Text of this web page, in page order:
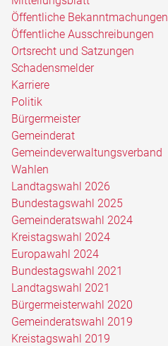
Öffentliche Bekanntmachungen
Öffentliche Ausschreibungen
Ortsrecht und Satzungen
Schadensmelder
Karriere
Politik
Bürgermeister
Gemeinderat
Gemeindeverwaltungsverband
Wahlen
Landtagswahl 2026
Bundestagswahl 2025
Gemeinderatswahl 2024
Kreistagswahl 2024
Europawahl 2024
Bundestagswahl 2021
Landtagswahl 2021
Bürgermeisterwahl 2020
Gemeinderatswahl 2019
Kreistagswahl 2019